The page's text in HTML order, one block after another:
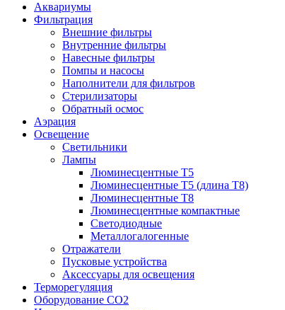
Аквариумы
Фильтрация
Внешние фильтры
Внутренние фильтры
Навесные фильтры
Помпы и насосы
Наполнители для фильтров
Стерилизаторы
Обратный осмос
Аэрация
Освещение
Светильники
Лампы
Люминесцентные T5
Люминесцентные T5 (длина T8)
Люминесцентные T8
Люминесцентные компактные
Светодиодные
Металлогалогенные
Отражатели
Пусковые устройства
Аксессуары для освещения
Терморегуляция
Оборудование CO2